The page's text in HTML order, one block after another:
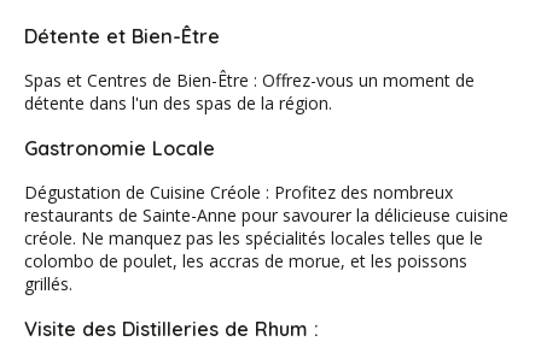
Détente et Bien-Être
Spas et Centres de Bien-Être : Offrez-vous un moment de
détente dans l'un des spas de la région.
Gastronomie Locale
Dégustation de Cuisine Créole : Profitez des nombreux
restaurants de Sainte-Anne pour savourer la délicieuse cuisine
créole. Ne manquez pas les spécialités locales telles que le
colombo de poulet, les accras de morue, et les poissons
grillés.
Visite des Distilleries de Rhum :